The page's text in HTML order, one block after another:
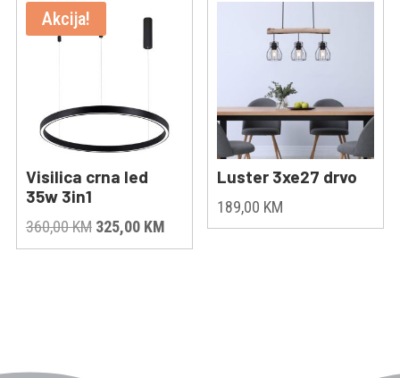
Akcija!
Visilica crna led
35w 3in1
360,00KM Original
price
325,00 KMCurrent
price
Luster 3xe27 drvo
189,00 KM